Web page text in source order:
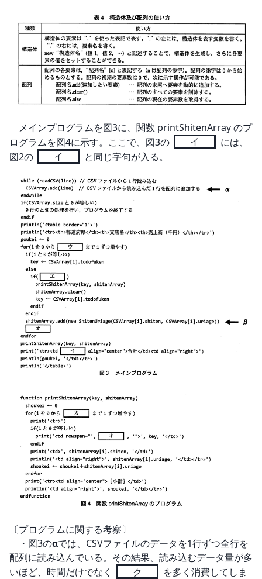
メインプログラムを図3に、関数 printShitenArray のプ
ログラムを図4に示す。ここで、図3の
イ
には、
図2の
イ と同じ字句が入る。
〔プログラムに関する考察〕
・図3のαでは、CSVファイルのデータを1行ずつ全行を
配列に読み込んでいる。その結果、読み込むデータ量が多
いほど、時間だけでなく
ク
を多く消費してしま